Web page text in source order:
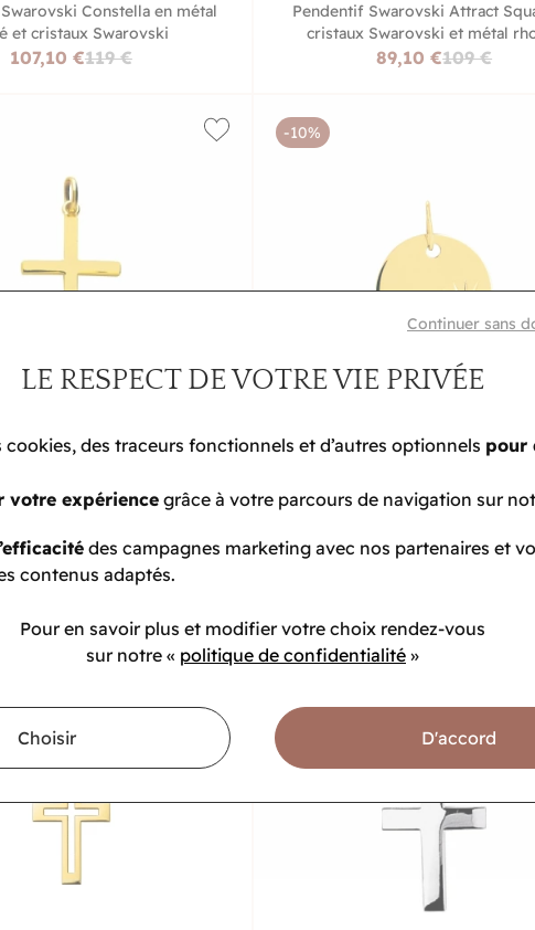
Continuer sans
LE RESPECT DE VOTRE VIE PRIVÉE
des traceurs fonctionnels et d’autres optionnels pour
votre expérience grâce à votre parcours de navigation sur
des campagnes marketing avec nos partenaires et
contenus adaptés.
Pour en savoir plus et modifier votre choix rendez-vous
sur notre « politique de confidentialité »
Choisir D'accord
Constella en métal
et cristaux Swarovski
107,10 €119 €
Pendentif Swarovski Attract
cristaux Swarovski et métal
89,10 €109 €
TÊTE D'OR
1 341 €1 490 €
4x 335.25€sans frais
-10%
LA TÊTE D'OR
130,50 €145 €
-10%